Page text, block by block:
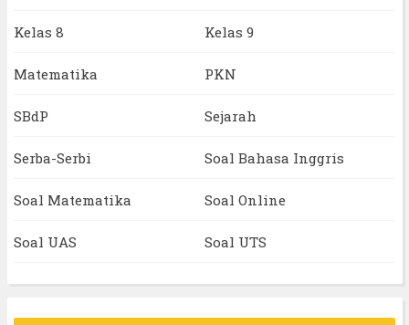
Kelas 8 Kelas 9
Matematika PKN
SBdP Sejarah
Serba-Serbi Soal Bahasa Inggris
Soal Matematika Soal Online
Soal UAS Soal UTS